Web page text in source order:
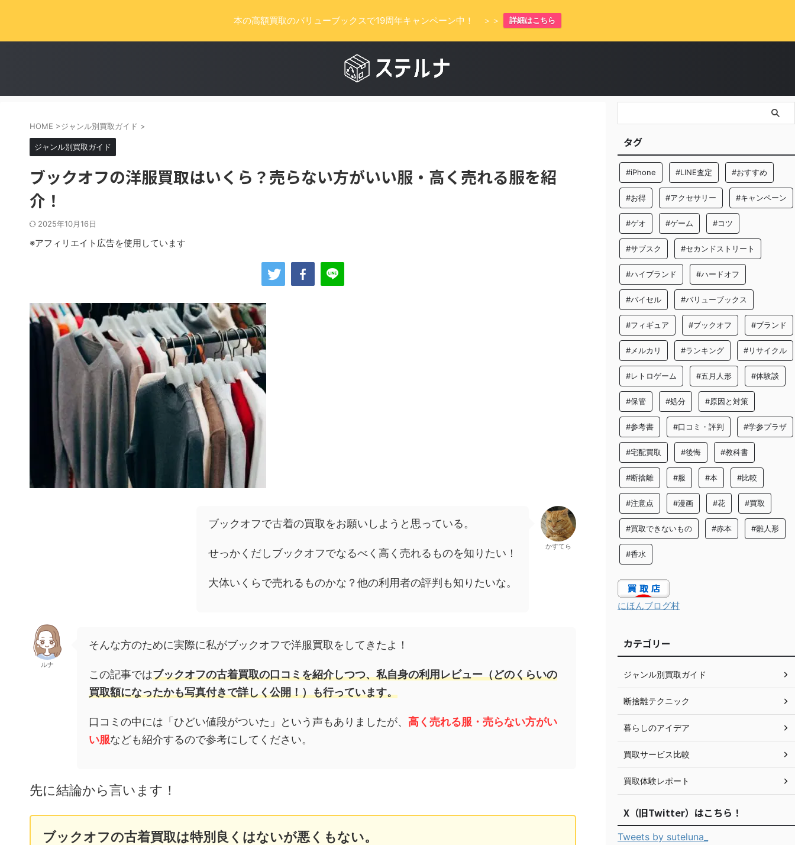
本の高額買取のバリューブックスで19周年キャンペーン中！ ＞＞ 詳細はこちら
HOME >ジャンル別買取ガイド >
ジャンル別買取ガイド
ブックオフの洋服買取はいくら？売らない方がいい服・高く売れる服を紹
介！
2025年10月16日
※アフィリエイト広告を使用しています
ブックオフで古着の買取をお願いしようと思っている。
せっかくだしブックオフでなるべく高く売れるものを知りたい！
大体いくらで売れるものかな？他の利用者の評判も知りたいな。
かすてら
ルナ
そんな方のために実際に私がブックオフで洋服買取をしてきたよ！
この記事ではブックオフの古着買取の口コミを紹介しつつ、私自身の利用レビュー（どのくらいの
買取額になったかも写真付きで詳しく公開！）も行っています。
口コミの中には「ひどい値段がついた」という声もありましたが、 高く売れる服・売らない方がい
い服なども紹介するので参考にしてください。
先に結論から言います！
ブックオフの古着買取は特別良くはないが悪くもない。
タグ
#iPhone #LINE査定 #おすすめ
#お得 #アクセサリー #キャンペーン
#ゲオ #ゲーム #コツ
#サブスク #セカンドストリート
#ハイブランド #ハードオフ
#バイセル #バリューブックス
#フィギュア #ブックオフ #ブランド
#メルカリ #ランキング #リサイクル
#レトロゲーム #五月人形 #体験談
#保管 #処分 #原因と対策
#参考書 #口コミ・評判 #学参プラザ
#宅配買取 #後悔 #教科書
#断捨離 #服 #本 #比較
#注意点 #漫画 #花 #買取
#買取できないもの #赤本 #雛人形
#香水
にほんブログ村
カテゴリー
ジャンル別買取ガイド
断捨離テクニック
暮らしのアイデア
買取サービス比較
買取体験レポート
X（旧Twitter）はこちら！
Tweets by suteluna_